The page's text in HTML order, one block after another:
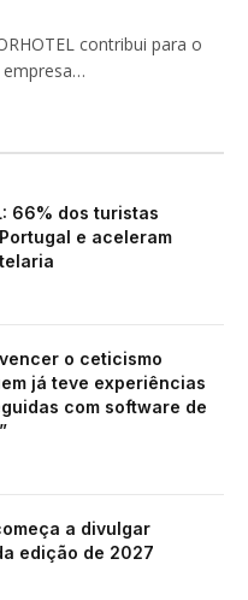
contribui para o
66% dos turistas
e aceleram
o ceticismo
já teve experiências
com software de
a divulgar
edição de 2027